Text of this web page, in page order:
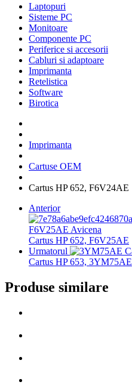
Laptopuri
Sisteme PC
Monitoare
Componente PC
Periferice si accesorii
Cabluri si adaptoare
Imprimanta
Retelistica
Software
Birotica
Imprimanta
Cartuse OEM
Cartus HP 652, F6V24AE
Anterior
Cartus HP 652, F6V25AE
Urmatorul
Cartus HP 653, 3YM75AE
Produse similare